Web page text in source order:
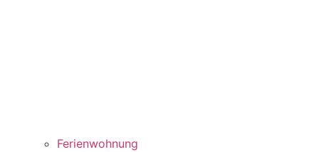
Ferienwohnung